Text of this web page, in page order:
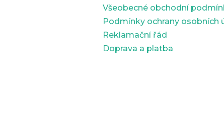
Všeobecné obchodní
Podmínky ochrany osobních
Reklamační řád
Doprava a platba